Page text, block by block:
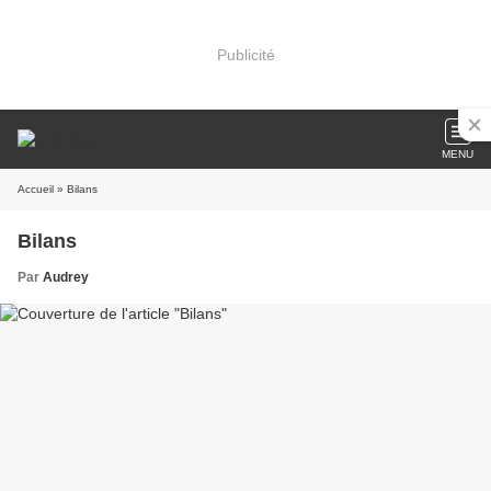
Publicité
MENU
Accueil » Bilans
Bilans
Par Audrey